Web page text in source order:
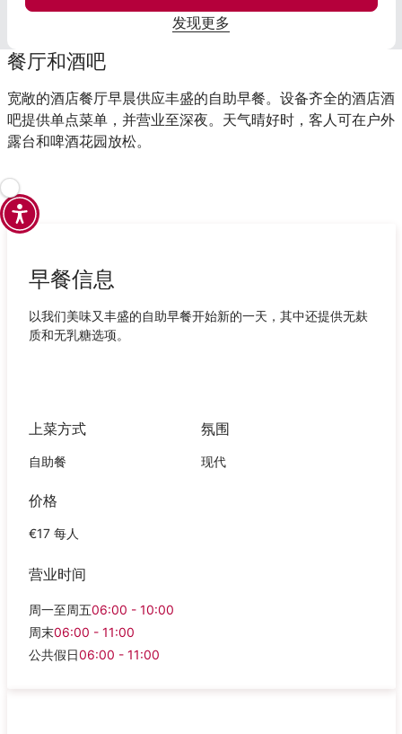
发现更多
餐厅和酒吧
宽敞的酒店餐厅早晨供应丰盛的自助早餐。设备齐全的酒店酒
吧提供单点菜单，并营业至深夜。天气晴好时，客人可在户外
露台和啤酒花园放松。
早餐信息
以我们美味又丰盛的自助早餐开始新的一天，其中还提供无麸
质和无乳糖选项。
上菜方式
自助餐
氛围
现代
价格
€17 每人
营业时间
周一至周五06:00 - 10:00
周末06:00 - 11:00
公共假日06:00 - 11:00